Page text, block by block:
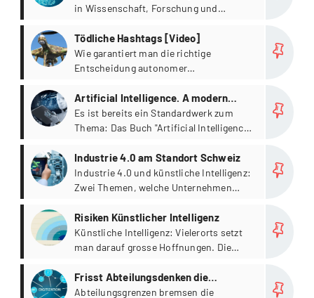
in Wissenschaft, Forschung und
Tödliche Hashtags [Video]
Wie garantiert man die richtige
Entscheidung autonomer
Artificial Intelligence. A modern
Approach [Buchvorstellung]
Es ist bereits ein Standardwerk zum
Thema: Das Buch "Artificial Intelligence:
„Künstliche Intelligenz. Ein moderner
Ansatz“) wurde vom amerikanischen
Wissenschaftler Stuart Russell
Search Quality bei Google, verfasst.
Industrie 4.0 am Standort Schweiz
Industrie 4.0 und künstliche Intelligenz:
Zwei Themen, welche Unternehmen
Schweiz hat gute Voraussetzungen, als
Standort attraktiver zu werden und
Produktionsprozesse ins Land zu holen.
Unternehmensberatung PwC Strategy&
in der Studie „Global Digital Operations
Risiken Künstlicher Intelligenz
Künstliche Intelligenz: Vielerorts setzt
man darauf grosse Hoffnungen. Die
Intelligence: Future Outlook and
Emerging Risks" von Allianz Global
Frisst Abteilungsdenken die
Digitalisierung?
Abteilungsgrenzen bremsen die